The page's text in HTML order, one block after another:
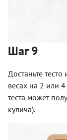
Шаг 9
Достаньте
весах на 2 или
теста может
кулича).